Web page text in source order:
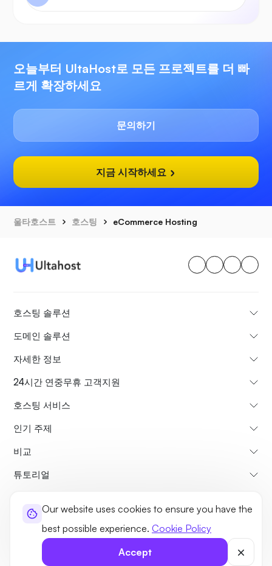
Our website uses cookies to ensure you have the
best possible experience. Cookie Policy
Accept
오늘부터 UltaHost로 모든 프로젝트를 더 빠
르게 확장하세요
문의하기
지금 시작하세요
울타호스트 호스팅 eCommerce Hosting
호스팅 솔루션
도메인 솔루션
자세한 정보
24시간 연중무휴 고객지원
호스팅 서비스
인기 주제
비교
튜토리얼
회사소개환불 정책이용약관 개인정보처리방침법적사항사이트맵
©2026 UltaHost - 모든 권리 보유.